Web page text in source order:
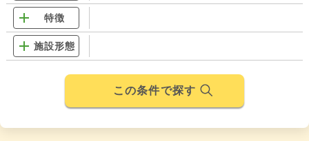
特徴
施設形態
この条件で探す